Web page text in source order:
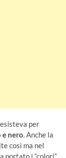
per
e nero. Anche la
così ma nel
portato i “colori”